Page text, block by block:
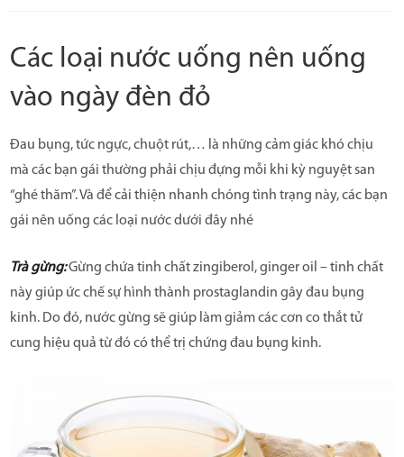
Các loại nước uống nên uống
vào ngày đèn đỏ
Đau bụng, tức ngực, chuột rút,… là những cảm giác khó chịu
mà các bạn gái thường phải chịu đựng mỗi khi kỳ nguyệt san
“ghé thăm”. Và để cải thiện nhanh chóng tình trạng này, các bạn
gái nên uống các loại nước dưới đây nhé
Trà gừng:Gừng chứa tinh chất zingiberol, ginger oil – tinh chất
này giúp ức chế sự hình thành prostaglandin gây đau bụng
kinh. Do đó, nước gừng sẽ giúp làm giảm các cơn co thắt tử
cung hiệu quả từ đó có thể trị chứng đau bụng kinh.